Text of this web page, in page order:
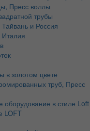
Пресс воллы
трубы
и Россия
золотом цвете
труб, Пресс
оборудование в стиле Loft
LOFT